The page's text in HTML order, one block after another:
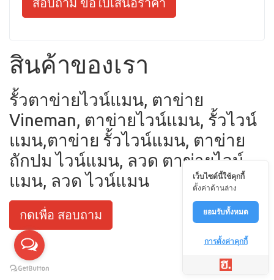
สอบถาม ขอใบเสนอราคา
สินค้าของเรา
รั้วตาข่ายไวน์แมน, ตาข่าย
Vineman, ตาข่ายไวน์แมน, รั้วไวน์
แมน,ตาข่าย รั้วไวน์แมน, ตาข่าย
ถักปม ไวน์แมน, ลวด ตาข่ายไวน์
แมน, ลวด ไวน์แมน
กดเพื่อ สอบถาม
เว็บไซต์นี้ใช้คุกกี้
ตั้งค่าด้านล่าง
ยอมรับทั้งหมด
การตั้งค่าคุกกี้